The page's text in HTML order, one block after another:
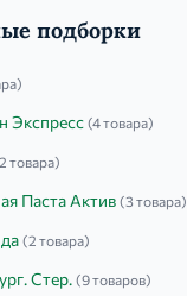
подборки
Экспресс (4 товара)
товара)
Паста Актив (3 товара)
(2 товара)
Стер. (9 товаров)